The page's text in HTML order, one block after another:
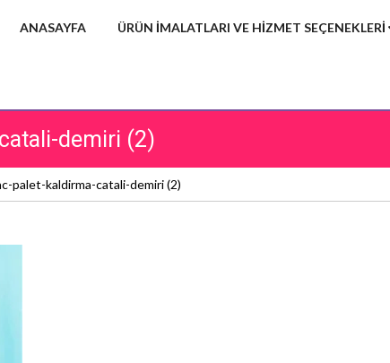
ANASAYFA ÜRÜN IMALATLARI VE HIZMET SEÇENEKLERI
demiri (2)
palet-kaldirma-catali-demiri (2)